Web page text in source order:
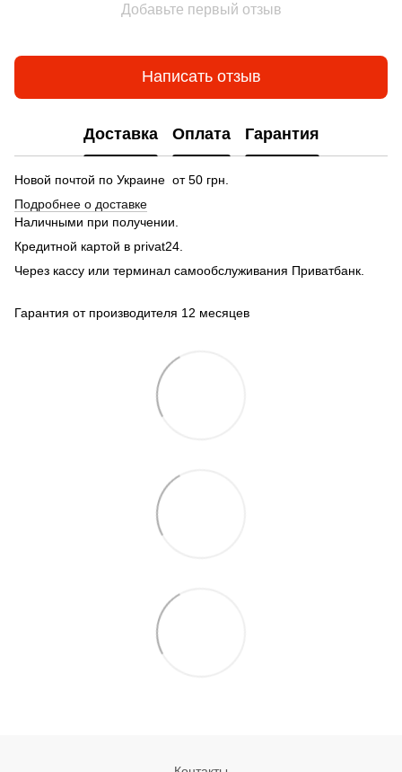
Добавьте первый отзыв
Написать отзыв
Доставка Оплата Гарантия
Новой почтой по Украине от 50 грн.
Подробнее о доставке
Наличными при получении.
Кредитной картой в privat24.
Через кассу или терминал самообслуживания Приватбанк.
Гарантия от производителя 12 месяцев